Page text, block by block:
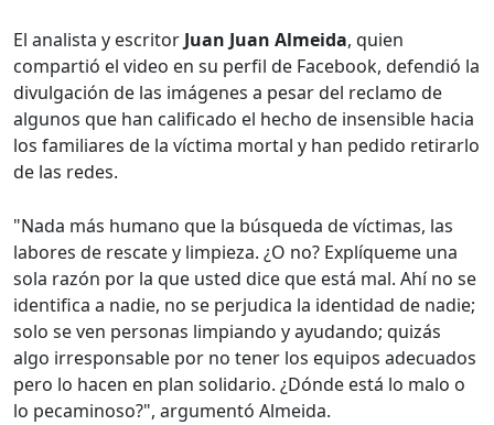
El analista y escritor Juan Juan Almeida, quien
compartió el video en su perfil de Facebook, defendió la
divulgación de las imágenes a pesar del reclamo de
algunos que han calificado el hecho de insensible hacia
los familiares de la víctima mortal y han pedido retirarlo
de las redes.
"Nada más humano que la búsqueda de víctimas, las
labores de rescate y limpieza. ¿O no? Explíqueme una
sola razón por la que usted dice que está mal. Ahí no se
identifica a nadie, no se perjudica la identidad de nadie;
solo se ven personas limpiando y ayudando; quizás
algo irresponsable por no tener los equipos adecuados
pero lo hacen en plan solidario. ¿Dónde está lo malo o
lo pecaminoso?", argumentó Almeida.